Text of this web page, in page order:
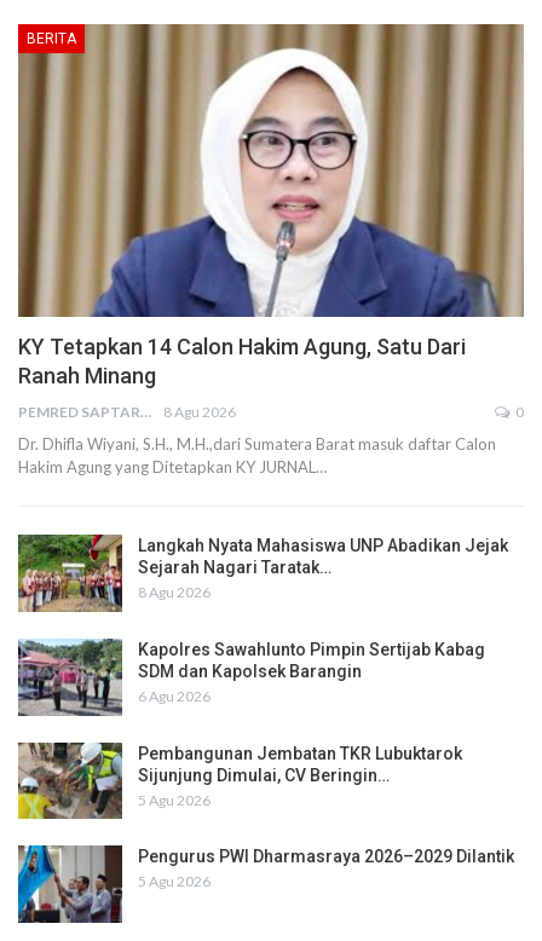
BERITA
KY Tetapkan 14 Calon Hakim Agung, Satu Dari
Ranah Minang
PEMRED SAPTARIUS 8 Agu 2026 0
Dr. Dhifla Wiyani, S.H., M.H.,dari Sumatera Barat masuk daftar Calon
Hakim Agung yang Ditetapkan KY JURNAL…
Langkah Nyata Mahasiswa UNP Abadikan Jejak
Sejarah Nagari Taratak…
8 Agu 2026
Kapolres Sawahlunto Pimpin Sertijab Kabag
SDM dan Kapolsek Barangin
6 Agu 2026
Pembangunan Jembatan TKR Lubuktarok
Sijunjung Dimulai, CV Beringin…
5 Agu 2026
Pengurus PWI Dharmasraya 2026–2029 Dilantik
5 Agu 2026